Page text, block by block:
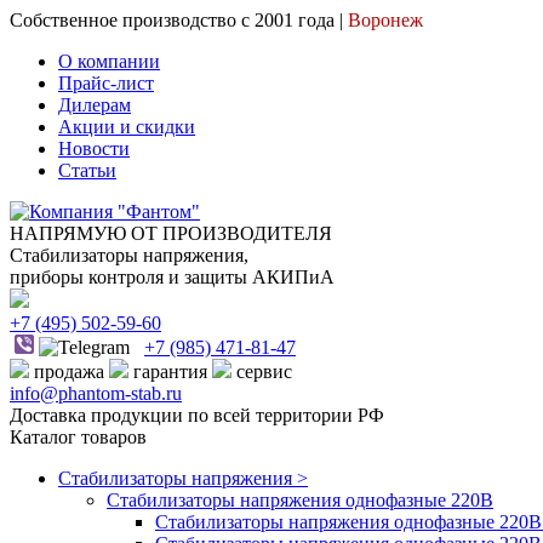
Собственное производство с 2001 года | Воронеж
О компании
Прайс-лист
Дилерам
Акции и скидки
Новости
Статьи
НАПРЯМУЮ ОТ ПРОИЗВОДИТЕЛЯ
Стабилизаторы напряжения,
приборы контроля и защиты АКИПиА
+7 (495) 502-59-60
+7 (985) 471-81-47
продажа
гарантия
сервис
info@phantom-stab.ru
Доставка продукции по всей территории РФ
Каталог товаров
Стабилизаторы напряжения >
Cтабилизаторы напряжения однофазные 220В
Стабилизаторы напряжения однофазные 220В